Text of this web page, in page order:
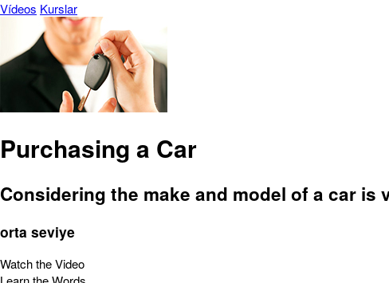
Vídeos Kurslar
Purchasing a Car
Considering the make and model of a car
orta seviye
Watch the Video